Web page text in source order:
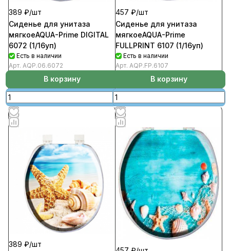
389 ₽/шт
Сиденье для унитаза
мягкоеAQUA-Prime DIGITAL
6072 (1/16уп)
Есть в наличии
Арт. AQP.06.6072
В корзину
457 ₽/шт
Сиденье для унитаза
мягкоеAQUA-Prime
FULLPRINT 6107 (1/16уп)
Есть в наличии
Арт. AQP.FP.6107
В корзину
389 ₽/шт